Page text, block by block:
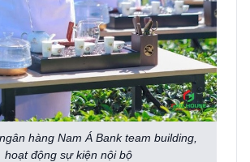
hàng Nam Á Bank team building,
hoạt động sự kiện nội bộ